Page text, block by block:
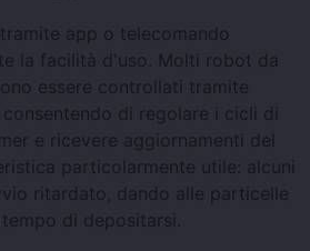
app o telecomando
la facilità d'uso. Molti robot da
essere controllati tramite
di regolare i cicli di
e ricevere aggiornamenti del
particolarmente utile: alcuni
ritardato, dando alle particelle
di depositarsi.